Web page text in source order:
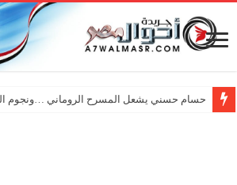
حسام حسني يشعل المسرح الروماني …ونجوم